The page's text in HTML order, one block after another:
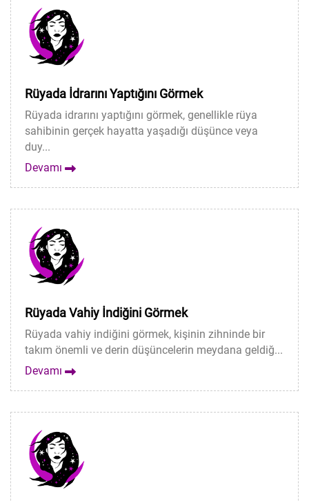
Rüyada İdrarını Yaptığını Görmek
Rüyada idrarını yaptığını görmek, genellikle rüya
sahibinin gerçek hayatta yaşadığı düşünce veya
duy...
Devamı
Rüyada Vahiy İndiğini Görmek
Rüyada vahiy indiğini görmek, kişinin zihninde bir
takım önemli ve derin düşüncelerin meydana geldiğ...
Devamı